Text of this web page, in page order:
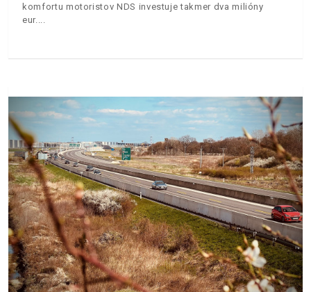
komfortu motoristov NDS investuje takmer dva milióny
eur.